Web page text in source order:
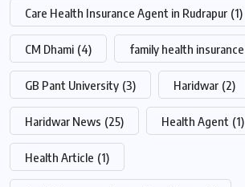
Care Health Insurance Agent in Rudrapur (1)
CM Dhami (4) family health insurance
GB Pant University (3) Haridwar (2)
Haridwar News (25) Health Agent (1)
Health Article (1)